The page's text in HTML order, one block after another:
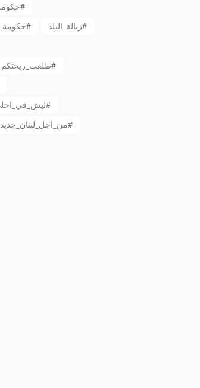
حكومة_النفاق_الوطني#
حكومة_النفايات_الوطنية#
زبالة_البلد#
طلعت_ريحتكم ووصلت عالمريخ#
ليش_في_احلى_من_خرا_لبنان#
من_اجل_لبنان_جديد#